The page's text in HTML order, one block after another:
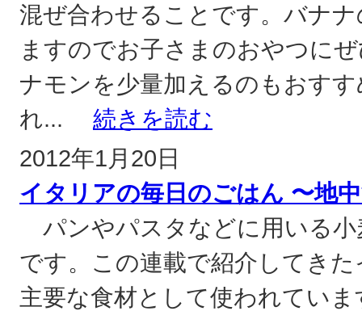
混ぜ合わせることです。バナ
ますのでお子さまのおやつに
ナモンを少量加えるのもおす
れ... 続きを読む
2012年1月20日
イタリアの毎日のごはん 〜地
パンやパスタなどに用いる小
です。この連載で紹介してき
主要な食材として使われてい